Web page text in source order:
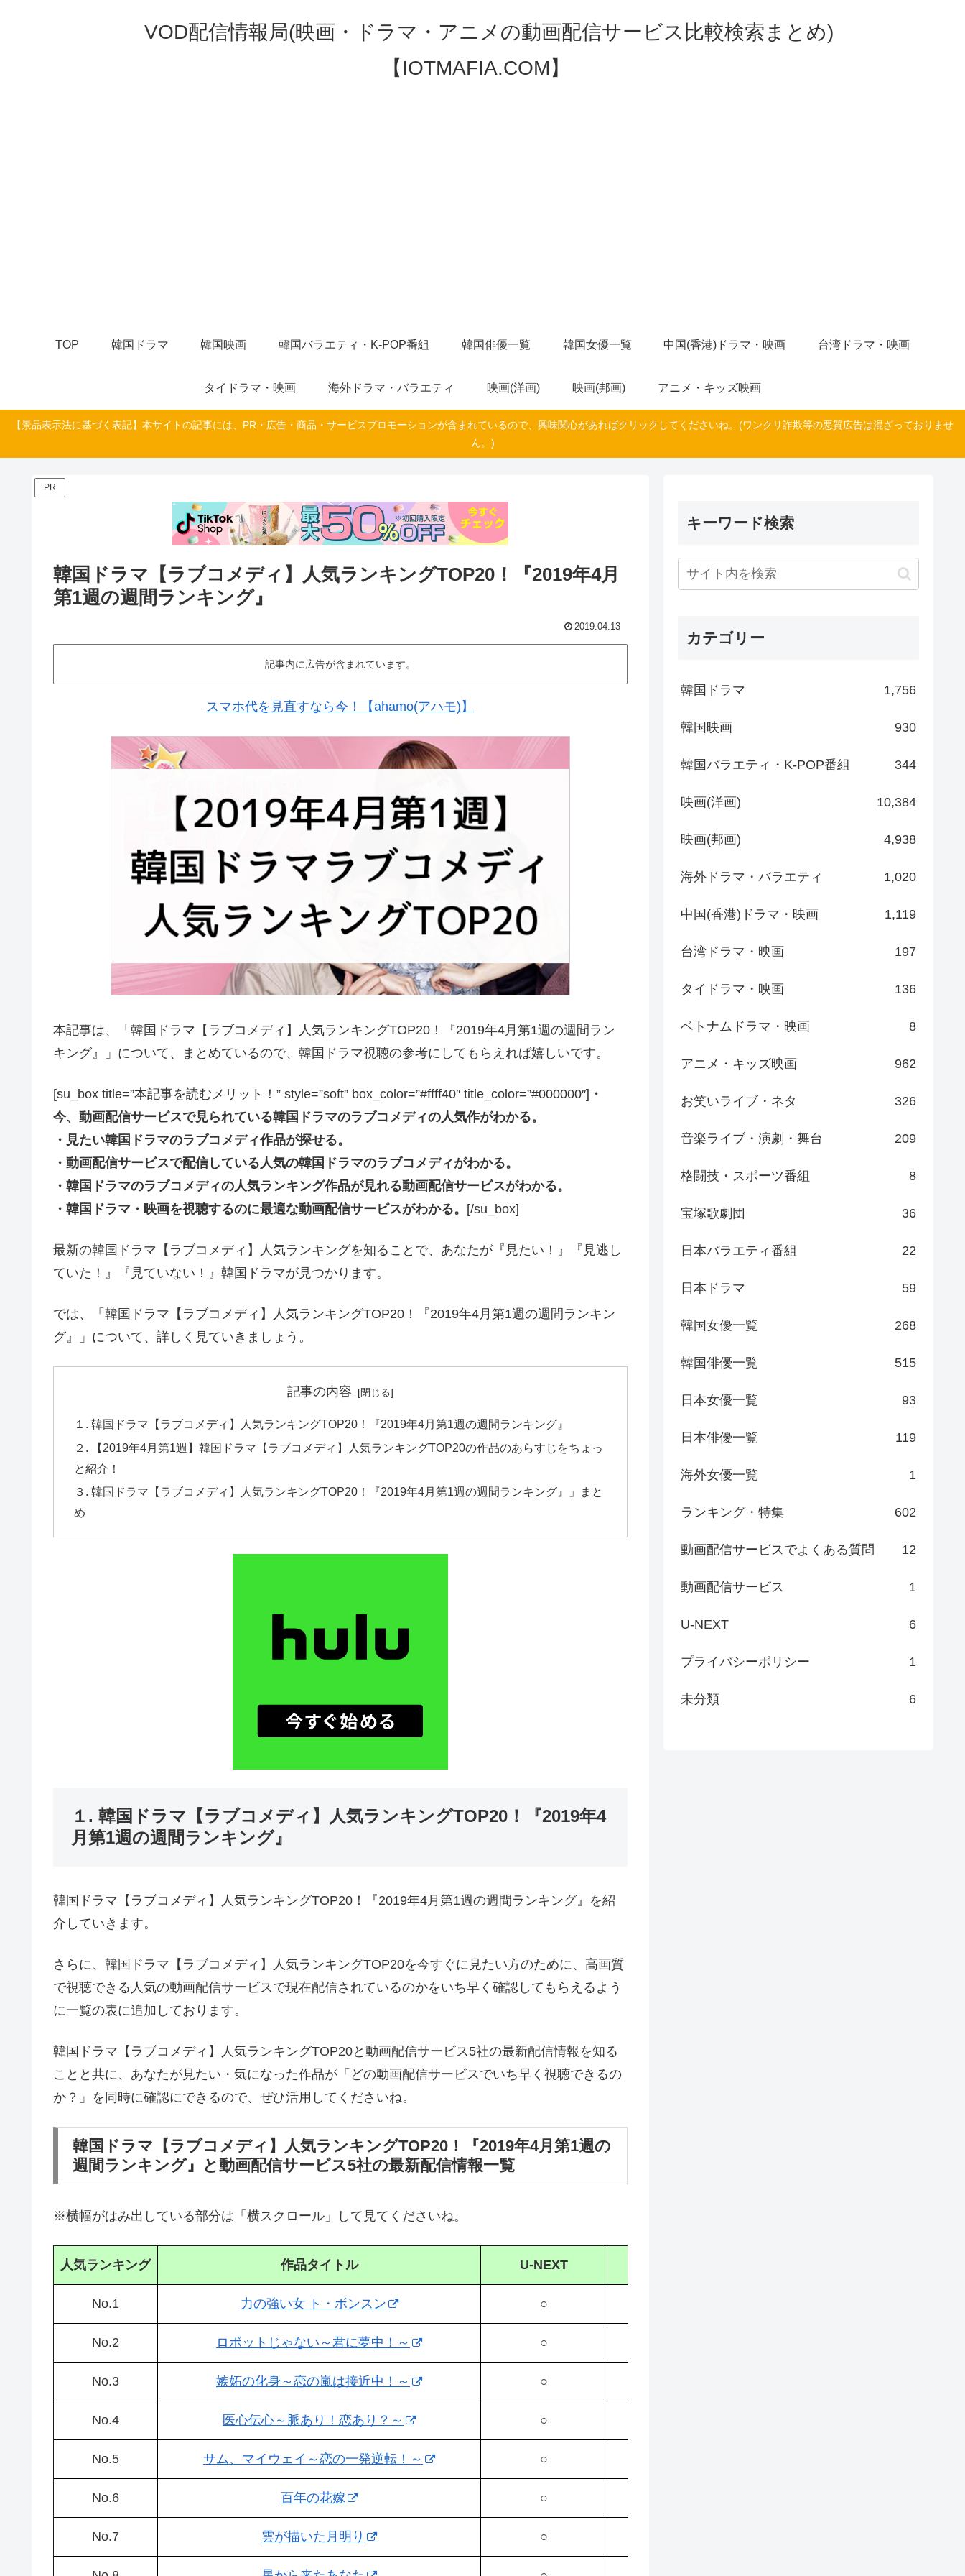
VOD配信情報局(映画・ドラマ・アニメの動画配信サービス比較検索まとめ)
【IOTMAFIA.COM】
TOP 韓国ドラマ 韓国映画 韓国バラエティ・K-POP番組 韓国俳優一覧 韓国女優一覧 中国(香港)ドラマ・映画 台湾ドラマ・映画
タイドラマ・映画 海外ドラマ・バラエティ 映画(洋画) 映画(邦画) アニメ・キッズ映画
【景品表示法に基づく表記】本サイトの記事には、PR・広告・商品・サービスプロモーションが含まれているので、興味関心があればクリックしてくださいね。(ワンクリ詐欺等の悪質広告は混ざっておりませ
ん。)
PR
韓国ドラマ【ラブコメディ】人気ランキングTOP20！『2019年4月
第1週の週間ランキング』
2019.04.13
記事内に広告が含まれています。
スマホ代を見直すなら今！【ahamo(アハモ)】
本記事は、「韓国ドラマ【ラブコメディ】人気ランキングTOP20！『2019年4月第1週の週間ラン
キング』」について、まとめているので、韓国ドラマ視聴の参考にしてもらえれば嬉しいです。
[su_box title=”本記事を読むメリット！” style=”soft” box_color=”#ffff40″ title_color=”#000000″] ・
今、動画配信サービスで見られている韓国ドラマのラブコメディの人気作がわかる。
・見たい韓国ドラマのラブコメディ作品が探せる。
・動画配信サービスで配信している人気の韓国ドラマのラブコメディがわかる。
・韓国ドラマのラブコメディの人気ランキング作品が見れる動画配信サービスがわかる。
・韓国ドラマ・映画を視聴するのに最適な動画配信サービスがわかる。 [/su_box]
最新の韓国ドラマ【ラブコメディ】人気ランキングを知ることで、あなたが『見たい！』『見逃し
ていた！』『見ていない！』韓国ドラマが見つかります。
では、「韓国ドラマ【ラブコメディ】人気ランキングTOP20！『2019年4月第1週の週間ランキン
グ』」について、詳しく見ていきましょう。
記事の内容
１. 韓国ドラマ【ラブコメディ】人気ランキングTOP20！『2019年4月第1週の週間ランキング』
２. 【2019年4月第1週】韓国ドラマ【ラブコメディ】人気ランキングTOP20の作品のあらすじをちょっ
と紹介！
３. 韓国ドラマ【ラブコメディ】人気ランキングTOP20！『2019年4月第1週の週間ランキング』」まと
め
１. 韓国ドラマ【ラブコメディ】人気ランキングTOP20！『2019年4
月第1週の週間ランキング』
韓国ドラマ【ラブコメディ】人気ランキングTOP20！『2019年4月第1週の週間ランキング』を紹
介していきます。
さらに、韓国ドラマ【ラブコメディ】人気ランキングTOP20を今すぐに見たい方のために、高画質
で視聴できる人気の動画配信サービスで現在配信されているのかをいち早く確認してもらえるよう
に一覧の表に追加しております。
韓国ドラマ【ラブコメディ】人気ランキングTOP20と動画配信サービス5社の最新配信情報を知る
ことと共に、あなたが見たい・気になった作品が「どの動画配信サービスでいち早く視聴できるの
か？」を同時に確認にできるので、ぜひ活用してくださいね。
韓国ドラマ【ラブコメディ】人気ランキングTOP20！『2019年4月第1週の
週間ランキング』と動画配信サービス5社の最新配信情報一覧
※横幅がはみ出している部分は「横スクロール」して見てくださいね。
人気ランキング 作品タイトル U-NEXT
No.1 力の強い女 ト・ボンスン ○
No.2 ロボットじゃない～君に夢中！～ ○
No.3 嫉妬の化身～恋の嵐は接近中！～ ○
No.4 医心伝心～脈あり！恋あり？～ ○
No.5 サム、マイウェイ～恋の一発逆転！～ ○
No.6 百年の花嫁 ○
No.7 雲が描いた月明り ○
キーワード検索
カテゴリー
韓国ドラマ 1,756
韓国映画 930
韓国バラエティ・K-POP番組 344
映画(洋画) 10,384
映画(邦画) 4,938
海外ドラマ・バラエティ 1,020
中国(香港)ドラマ・映画 1,119
台湾ドラマ・映画 197
タイドラマ・映画 136
ベトナムドラマ・映画 8
アニメ・キッズ映画 962
お笑いライブ・ネタ 326
音楽ライブ・演劇・舞台 209
格闘技・スポーツ番組 8
宝塚歌劇団 36
日本バラエティ番組 22
日本ドラマ 59
韓国女優一覧 268
韓国俳優一覧 515
日本女優一覧 93
日本俳優一覧 119
海外女優一覧 1
ランキング・特集 602
動画配信サービスでよくある質問 12
動画配信サービス 1
U-NEXT 6
プライバシーポリシー 1
未分類 6